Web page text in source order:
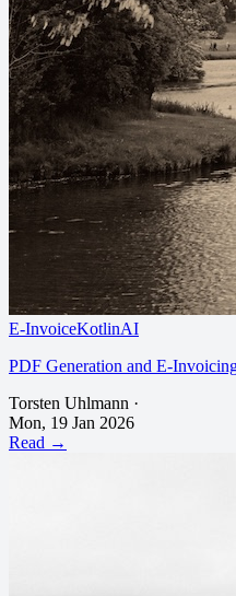
E-InvoiceKotlinAI
PDF Generation and E-
Torsten Uhlmann ·
Mon, 19 Jan 2026
Read →